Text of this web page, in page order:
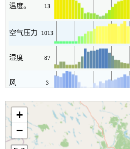
温度。 13
空气压力 1013
湿度 87
风 3
+
−